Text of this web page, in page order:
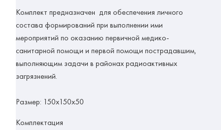
Комплект предназначен для обеспечения личного
состава формирований при выполнении ими
мероприятий по оказанию первичной медико-
санитарной помощи и первой помощи пострадавшим,
выполняющим задачи в районах радиоактивных
загрязнений.
Размер: 150х150х50
Комплектация